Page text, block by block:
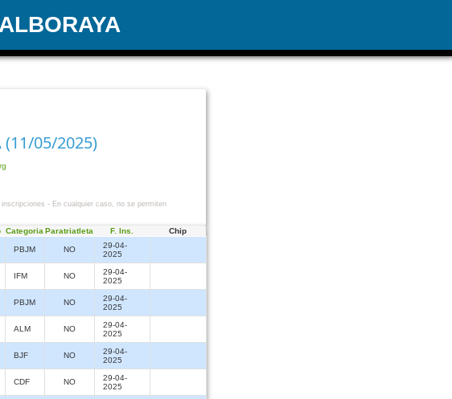
(11/05/2025)
- En cualquier caso, no se permiten
Categoria Paratriatleta F. Ins. Chip
PBJM NO
29-04-
2025
IFM NO
29-04-
2025
PBJM NO
29-04-
2025
ALM NO
29-04-
2025
BJF NO
29-04-
2025
CDF NO
29-04-
2025